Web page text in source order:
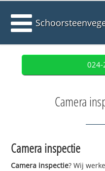
Camera
Camera inspectie
Camera inspectie? Wij